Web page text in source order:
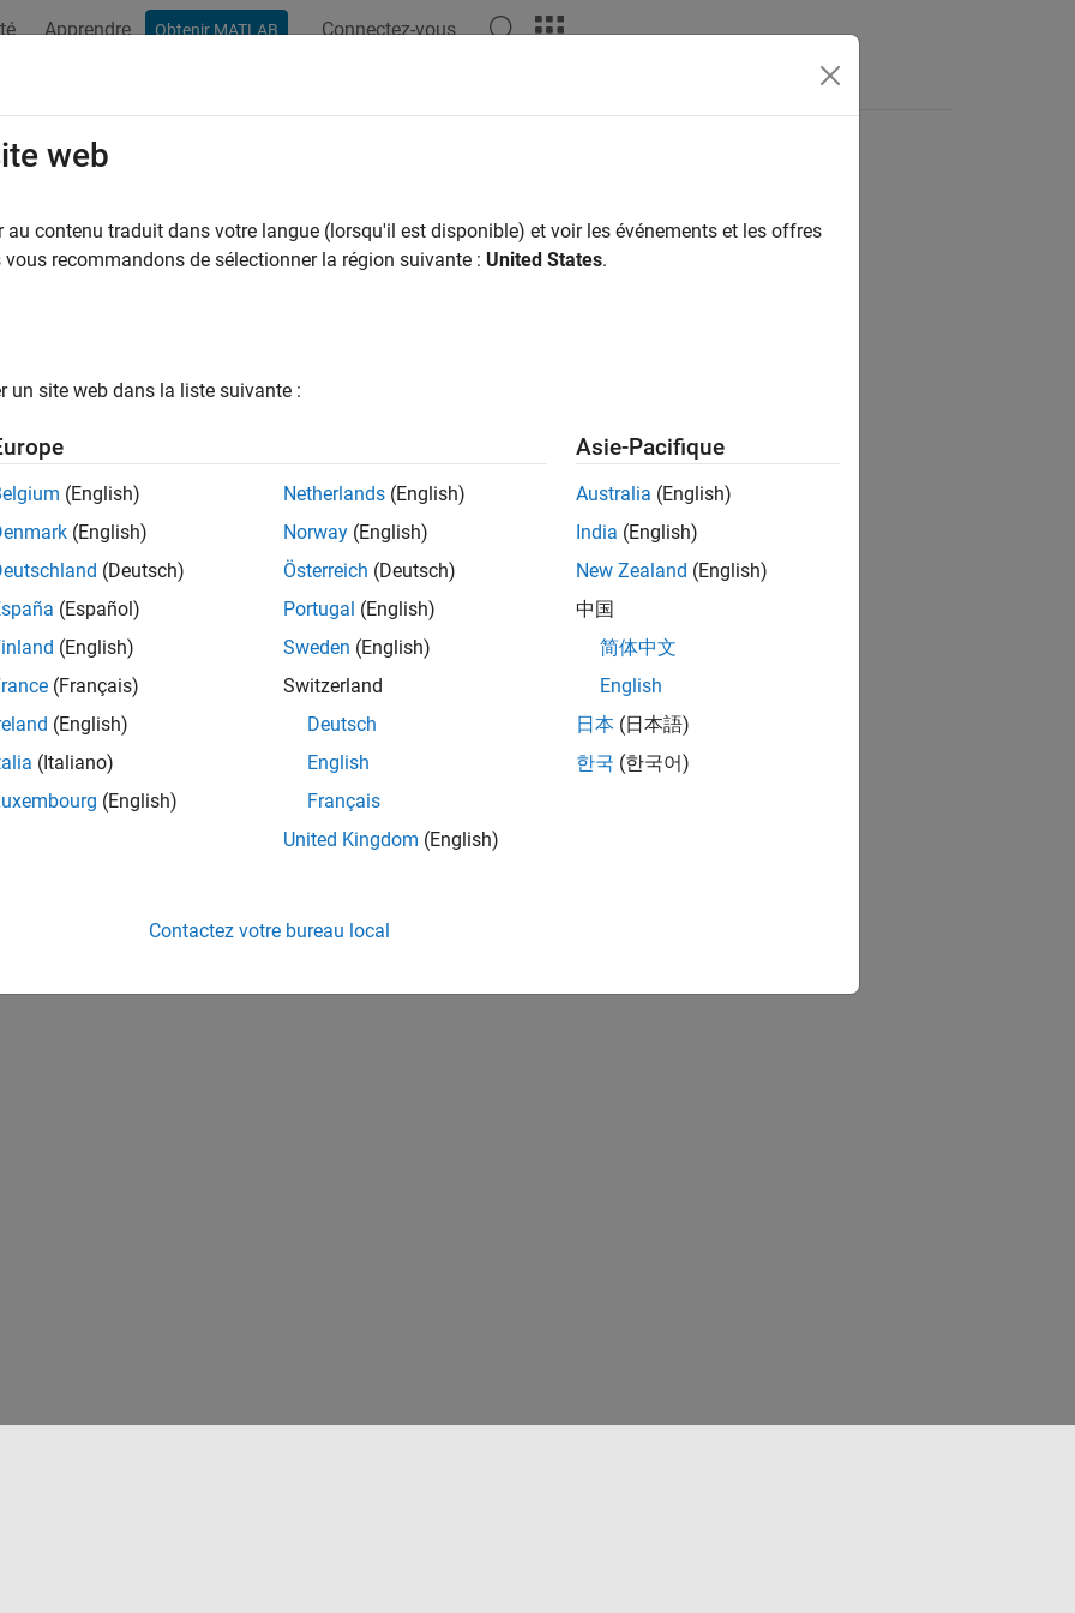
Apprendre Obtenir MATLAB Connectez-vous
How useful was this information?
web
au contenu traduit dans votre langue (lorsqu'il est disponible) et voir les événements et les offres
vous recommandons de sélectionner la région suivante : United States.
un site web dans la liste suivante :
(English)
(English)
(Deutsch)
(Español)
(English)
(Français)
(English)
(Italiano)
(English)
Netherlands (English)
Norway (English)
Österreich (Deutsch)
Portugal (English)
Sweden (English)
Switzerland
Deutsch
English
Français
United Kingdom (English)
Asie-Pacifique
Australia (English)
India (English)
New Zealand (English)
中国
简体中文
English
日本 (日本語)
한국 (한국어)
Contactez votre bureau local